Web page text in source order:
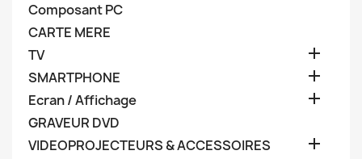
Composant PC
CARTE MERE
TV

SMARTPHONE 
Ecran / Affichage 
GRAVEUR DVD
VIDEOPROJECTEURS & ACCESSOIRES
